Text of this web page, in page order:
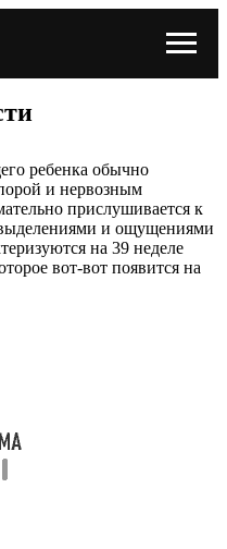
ребенка обычно
и нервозным
прислушивается к
и ощущениями
на 39 неделе
вот-вот появится на